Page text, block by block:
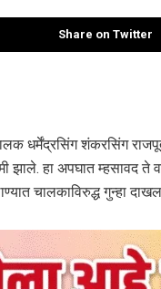
Share on Twitter
धर्मेंद्रसिंग शंकरसिंग
हा अपघात म्हसावद ते
चालकाविरुद्ध गुन्हा